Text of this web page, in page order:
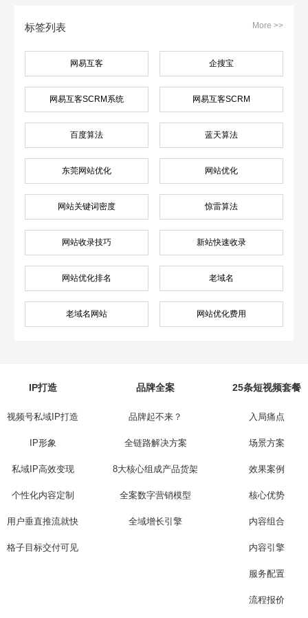
标签列表 More >>
网易互客 企搜宝
网易互客SCRM系统 网易互客SCRM
百度算法 蓝天算法
东莞网站优化 网站优化
网站关键词密度 惊雷算法
网站收录技巧 新站快速收录
网站优化排名 老域名
老域名网站 网站优化费用
IP打造
视频号私域IP打造
IP形象
私域IP高效变现
个性化内容定制
用户垂直推流就快
格子目标交付可见
品牌全案
品牌起不来？
全链路解决方案
8大核心组成产品货架
全案数字营销模型
全域增长引擎
25条短视频套餐
入局痛点
场景方案
效果案例
核心优势
内容组合
内容引擎
服务配置
流程报价